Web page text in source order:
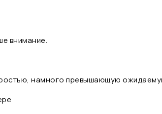
внимание.
намного превышающую